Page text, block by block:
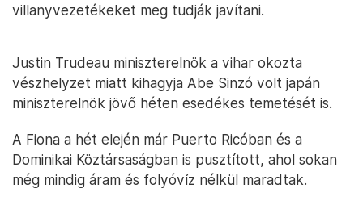
villanyvezetékeket meg tudják javítani.
Justin Trudeau miniszterelnök a vihar okozta
vészhelyzet miatt kihagyja Abe Sinzó volt japán
miniszterelnök jövő héten esedékes temetését is.
A Fiona a hét elején már Puerto Ricóban és a
Dominikai Köztársaságban is pusztított, ahol sokan
még mindig áram és folyóvíz nélkül maradtak.